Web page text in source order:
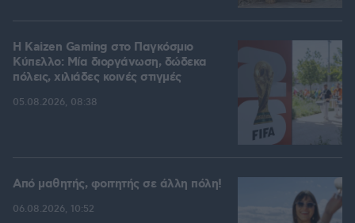
H Kaizen Gaming στο Παγκόσμιο
Kύπελλο: Μία διοργάνωση, δώδεκα
πόλεις, χιλιάδες κοινές στιγμές
05.08.2026, 08:38
Από μαθητής, φοιτητής σε άλλη πόλη!
06.08.2026, 10:52